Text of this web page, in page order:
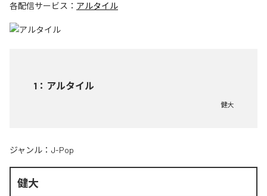
各配信サービス： アルタイル
1 ： アルタイル
健大
ジャンル： J-Pop
健大